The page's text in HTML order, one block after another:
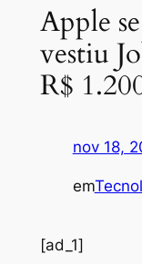
Apple
vestiu
R$
nov 18,
em
[ad_1]